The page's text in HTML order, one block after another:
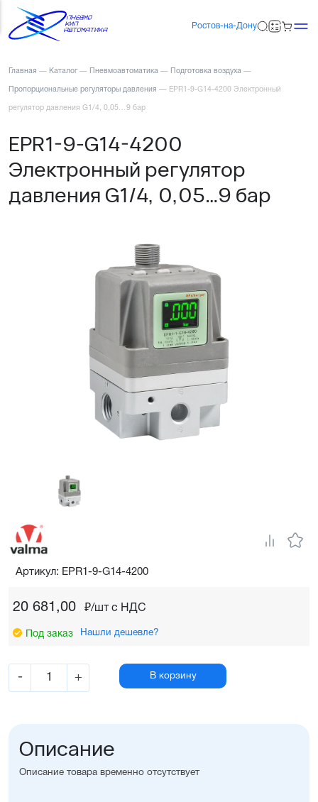
Ростов-на-Дону
Главная — Каталог — Пневмоавтоматика — Подготовка воздуха —
Пропорциональные регуляторы давления — EPR1-9-G14-4200 Электронный
регулятор давления G1/4, 0,05…9 бар
EPR1-9-G14-4200
Электронный регулятор
давления G1/4, 0,05…9 бар
20 681,00 ₽/шт c НДС
Под заказ Нашли дешевле?
- + В корзину
Артикул: EPR1-9-G14-4200
Описание
Описание товара временно отсутствует